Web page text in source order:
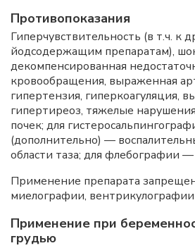
Противопоказания
Гиперчувствительность (в т.ч. к
йодсодержащим препаратам),
декомпенсированная
кровообращения, выраженная
гипертензия, гиперкоагуляция,
гипертиреоз, тяжелые
почек; для
(дополнительно) —
области таза; для флебографии
Применение препарата
миелографии,
Применение при
грудью